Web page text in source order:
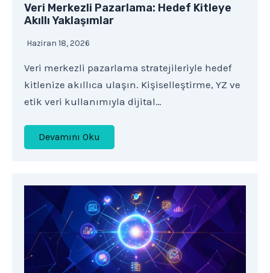
Veri Merkezli Pazarlama: Hedef Kitleye
Akıllı Yaklaşımlar
Haziran 18, 2026
Veri merkezli pazarlama stratejileriyle hedef
kitlenize akıllıca ulaşın. Kişiselleştirme, YZ ve
etik veri kullanımıyla dijital…
Devamını Oku